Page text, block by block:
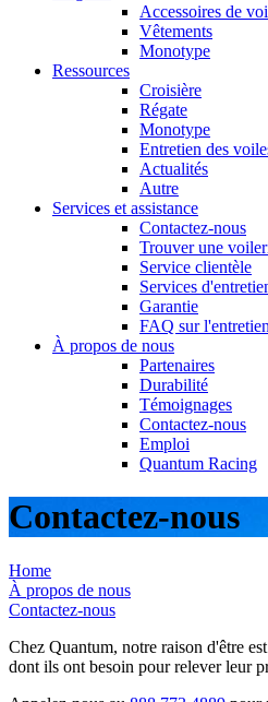
Accessoires de
Vêtements
Monotype
Ressources
Croisière
Régate
Monotype
Entretien des
Actualités
Autre
Services et assistance
Contactez-nous
Trouver une
Service clientèle
Services
Garantie
FAQ sur
À propos de nous
Partenaires
Durabilité
Témoignages
Contactez-nous
Emploi
Quantum Racing
Contactez-nous
Home
À propos de nous
Contactez-nous
Chez Quantum, notre raison d'être
dont ils ont besoin pour relever leur